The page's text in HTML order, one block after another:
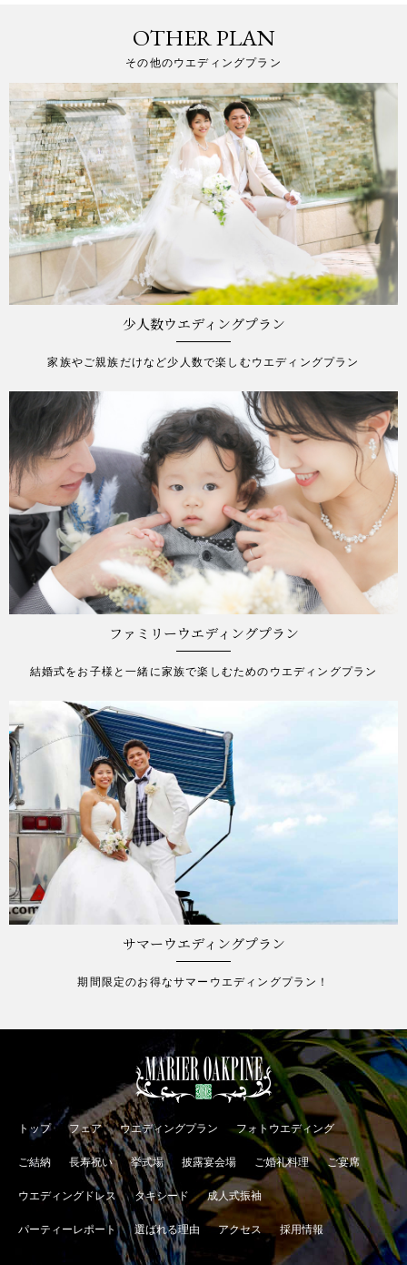
OTHER PLAN
その他のウエディングプラン
少人数ウエディングプラン
家族やご親族だけなど少人数で楽しむウエディングプラン
ファミリーウエディングプラン
結婚式をお子様と一緒に家族で楽しむためのウエディングプラン
サマーウエディングプラン
期間限定のお得なサマーウエディングプラン！
トップ フェア ウエディングプラン フォトウエディング
ご結納 長寿祝い 挙式場 披露宴会場 ご婚礼料理 ご宴席
ウエディングドレス タキシード 成人式振袖
パーティーレポート 選ばれる理由 アクセス 採用情報